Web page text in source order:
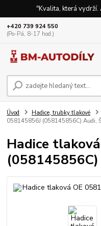
"Kvalita, která
+420 739 924 550
(Po-Pá, 8-17 hod.)
Úvod Hadice, trubky tlakové
058145856J (058145856C) Audi,
Hadice